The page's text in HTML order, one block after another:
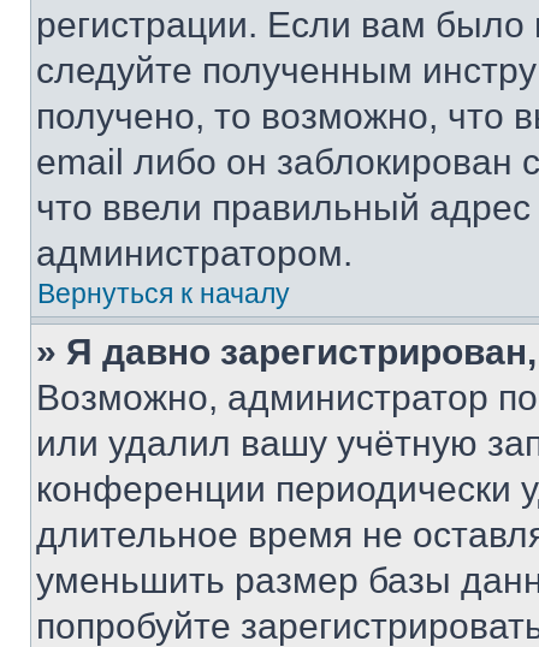
регистрации. Если вам
следуйте полученным
получено, то возможно, что
email либо он
что ввели правильный адрес
администратором.
Вернуться к началу
» Я давно
Возможно, администратор
или удалил вашу учётную
конференции периодически
длительное время не
уменьшить размер базы
попробуйте